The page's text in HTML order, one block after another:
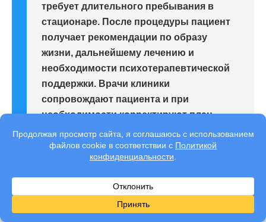
требует длительного пребывания в
стационаре. После процедуры пациент
получает рекомендации по образу
жизни, дальнейшему лечению и
необходимости психотерапевтической
поддержки. Врачи клиники
сопровождают пациента и при
необходимости корректируют план
осознанного отношения к лечению. Подшивание
рассматривается не как запрет или наказание, а как
медицинский инструмент, помогающий удержаться от